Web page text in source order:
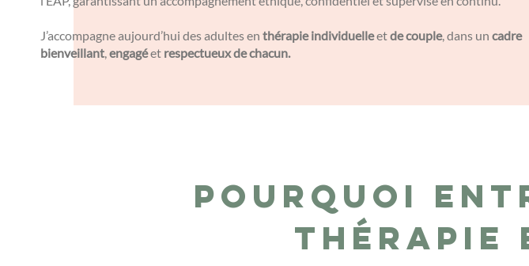
J’accompagne aujourd’hui des adultes en thérapie individuelleetde couple, dans un cadre
bienveillant,engagéet respectueux de chacun.
Pourquoi
thérapie